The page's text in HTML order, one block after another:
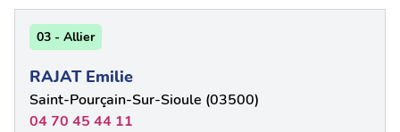
03 - Allier
RAJAT Emilie
Saint-Pourçain-Sur-Sioule (03500)
04 70 45 44 11